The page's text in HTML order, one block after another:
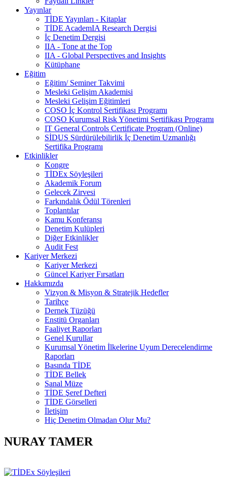
Yayınlar
TİDE Yayınları - Kitaplar
TİDE AcademIA Research Dergisi
İç Denetim Dergisi
IIA - Tone at the Top
IIA - Global Perspectives and Insights
Kütüphane
Eğitim
Eğitim/ Seminer Takvimi
Mesleki Gelişim Akademisi
Mesleki Gelişim Eğitimleri
COSO İç Kontrol Sertifikası Programı
COSO Kurumsal Risk Yönetimi Sertifikası Programı
IT General Controls Certificate Program (Online)
SİDUS Sürdürülebilirlik İç Denetim Uzmanlığı
Sertifika Programı
Etkinlikler
Kongre
TİDEx Söyleşileri
Akademik Forum
Gelecek Zirvesi
Farkındalık Ödül Törenleri
Toplantılar
Kamu Konferansı
Denetim Kulüpleri
Diğer Etkinlikler
Audit Fest
Kariyer Merkezi
Kariyer Merkezi
Güncel Kariyer Fırsatları
Hakkımızda
Vizyon & Misyon & Stratejik Hedefler
Tarihçe
Dernek Tüzüğü
Enstitü Organları
Faaliyet Raporları
Genel Kurullar
Kurumsal Yönetim İlkelerine Uyum Derecelendirme
Raporları
Basında TİDE
TİDE Bellek
Sanal Müze
TİDE Şeref Defteri
TİDE Görselleri
İletişim
Hiç Denetim Olmadan Olur Mu?
NURAY TAMER